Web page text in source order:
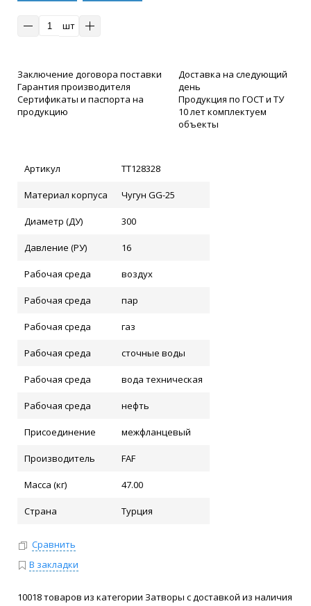
шт
Заключение договора поставки
Гарантия производителя
Сертификаты и паспорта на
продукцию
Доставка на следующий
день
Продукция по ГОСТ и ТУ
10 лет комплектуем
объекты
Артикул ТТ128328
Материал корпуса Чугун GG-25
Диаметр (ДУ) 300
Давление (РУ) 16
Рабочая среда воздух
Рабочая среда пар
Рабочая среда газ
Рабочая среда сточные воды
Рабочая среда вода техническая
Рабочая среда нефть
Присоединение межфланцевый
Производитель FAF
Масса (кг) 47.00
Страна Турция
Сравнить
В закладки
10018 товаров из категории Затворы с доставкой из наличия